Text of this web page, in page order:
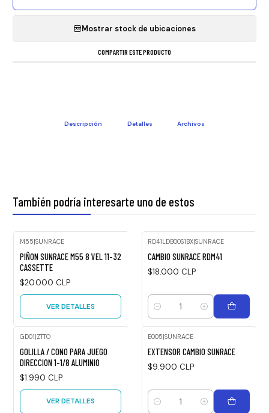
Mostrar stock de ubicaciones
COMPARTIR ESTE PRODUCTO
Descripción Detalles Archivos
También podría interesarte uno de estos
M55 SUNRACE
PIÑON SUNRACE M55 8 VEL 11-32
CASSETTE
$20.000 CLP
VER DETALLES
RD41LDB00S1BX SUNRACE
CAMBIO SUNRACE RDM41
$18.000 CLP
Cantidad
GD01|ZTTO
GOLILLA / CONO PARA JUEGO
DIRECCION 1-1/8 ALUMINIO
$1.990 CLP
VER DETALLES
E005|SUNRACE
EXTENSOR CAMBIO SUNRACE
$9.900 CLP
Cantidad